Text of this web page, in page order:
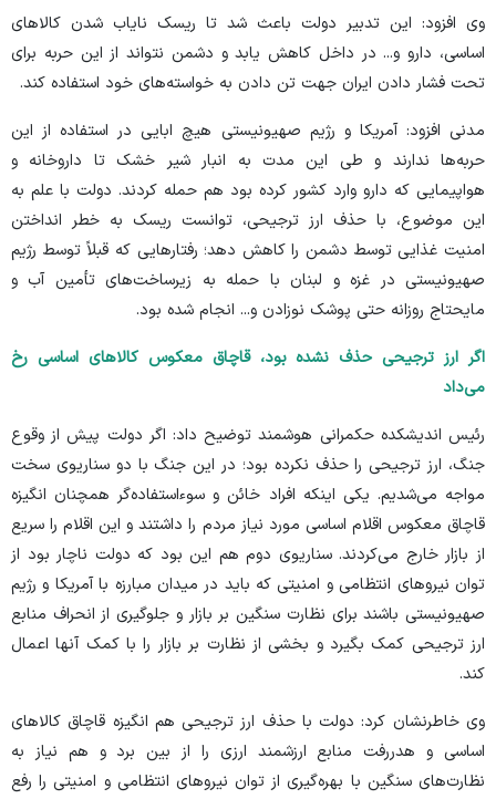
وی افزود: این تدبیر دولت باعث شد تا ریسک نایاب شدن کالا‌های
اساسی، دارو و... در داخل کاهش یابد و دشمن نتواند از این حربه برای
تحت فشار دادن ایران جهت تن دادن به خواسته‌های خود استفاده کند.
مدنی افزود: آمریکا و رژیم صهیونیستی هیچ ابایی در استفاده از این
حربه‌ها ندارند و طی این مدت به انبار شیر خشک تا داروخانه و
هواپیمایی که دارو وارد کشور کرده بود هم حمله کردند. دولت با علم به
این موضوع، با حذف ارز ترجیحی، توانست ریسک به خطر انداختن
امنیت غذایی توسط دشمن را کاهش دهد؛ رفتار‌هایی که قبلاً توسط رژیم
صهیونیستی در غزه و لبنان با حمله به زیرساخت‌های تأمین آب و
مایحتاج روزانه حتی پوشک نوزادن و... انجام شده بود.
اگر ارز ترجیحی حذف نشده بود، قاچاق معکوس کالا‌های اساسی رخ
می‌داد
رئیس اندیشکده حکمرانی هوشمند توضیح داد: اگر دولت پیش از وقوع
جنگ، ارز ترجیحی را حذف نکرده بود؛ در این جنگ با دو سناریوی سخت
مواجه می‌شدیم. یکی اینکه افراد خائن و سوءاستفاده‌گر همچنان انگیزه
قاچاق معکوس اقلام اساسی مورد نیاز مردم را داشتند و این اقلام را سریع
از بازار خارج می‌کردند. سناریوی دوم هم این بود که دولت ناچار بود از
توان نیرو‌های انتظامی و امنیتی که باید در میدان مبارزه با آمریکا و رژیم
صهیونیستی باشند برای نظارت سنگین بر بازار و جلوگیری از انحراف منابع
ارز ترجیحی کمک بگیرد و بخشی از نظارت بر بازار را با کمک آنها اعمال
کند.
وی خاطرنشان کرد: دولت با حذف ارز ترجیحی هم انگیزه قاچاق کالا‌های
اساسی و هدررفت منابع ارزشمند ارزی را از بین برد و هم نیاز به
نظارت‌های سنگین با بهره‌گیری از توان نیرو‌های انتظامی و امنیتی را رفع